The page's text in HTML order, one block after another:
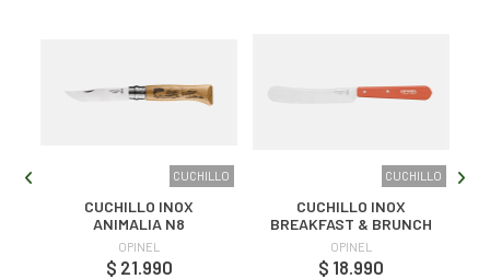
CUCHILLO
CUCHILLO INOX
ANIMALIA N8
OPINEL
$ 21.990
CUCHILLO
CUCHILLO INOX
BREAKFAST & BRUNCH
OPINEL
$ 18.990